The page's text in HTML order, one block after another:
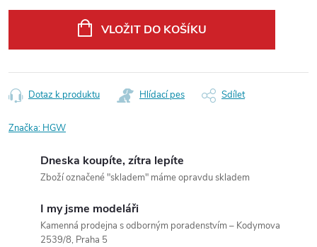
VLOŽIT DO KOŠÍKU
Dotaz k produktu Hlídací pes Sdílet
Značka: HGW
Dneska koupíte, zítra lepíte
Zboží označené "skladem" máme opravdu skladem
I my jsme modeláři
Kamenná prodejna s odborným poradenstvím – Kodymova
2539/8, Praha 5